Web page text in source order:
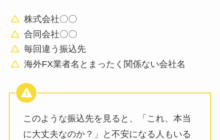
株式会社〇〇
合同会社〇〇
毎回違う振込先
海外FX業者名とまったく関係ない会社名
このような振込先を見ると、「これ、本当
に大丈夫なのか？」と不安になる人もいる